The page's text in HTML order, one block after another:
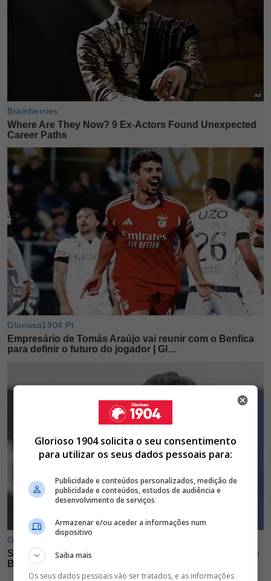
Glorioso 1904 solicita o seu consentimento
para utilizar os seus dados pessoais para:
Publicidade e conteúdos personalizados, medição de
publicidade e conteúdos, estudos de audiência e
desenvolvimento de serviços
Armazenar e/ou aceder a informações num
dispositivo
Saiba mais
Os seus dados pessoais vão ser tratados, e as informações